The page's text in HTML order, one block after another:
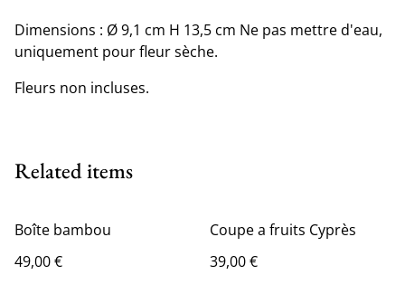
Dimensions : Ø 9,1 cm H 13,5 cm Ne pas mettre d'eau,
uniquement pour fleur sèche.
Fleurs non incluses.
Related items
Boîte bambou
49,00 €
Coupe a fruits Cyprès
39,00 €